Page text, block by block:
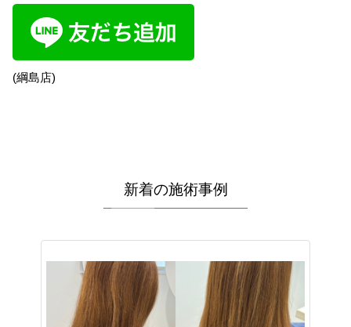
(綱島店)
新着の施術事例